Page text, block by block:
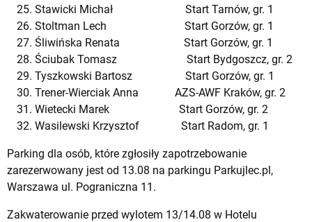
Stawicki Michał Start Tarnów, gr. 1
Stoltman Lech Start Gorzów, gr. 1
Śliwińska Renata Start Gorzów, gr. 1
Ściubak Tomasz Start Bydgoszcz, gr. 2
Tyszkowski Bartosz Start Gorzów, gr. 1
Trener-Wierciak Anna AZS-AWF Kraków, gr. 2
Wietecki Marek Start Gorzów, gr. 2
Wasilewski Krzysztof Start Radom, gr. 1
Parking dla osób, które zgłosiły zapotrzebowanie
zarezerwowany jest od 13.08 na parkingu Parkujlec.pl,
Warszawa ul. Pograniczna 11.
Zakwaterowanie przed wylotem 13/14.08 w Hotelu